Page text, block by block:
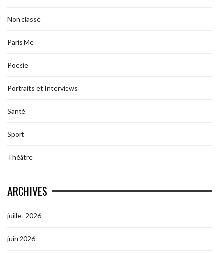
Non classé
Paris Me
Poesie
Portraits et Interviews
Santé
Sport
Théâtre
ARCHIVES
juillet 2026
juin 2026